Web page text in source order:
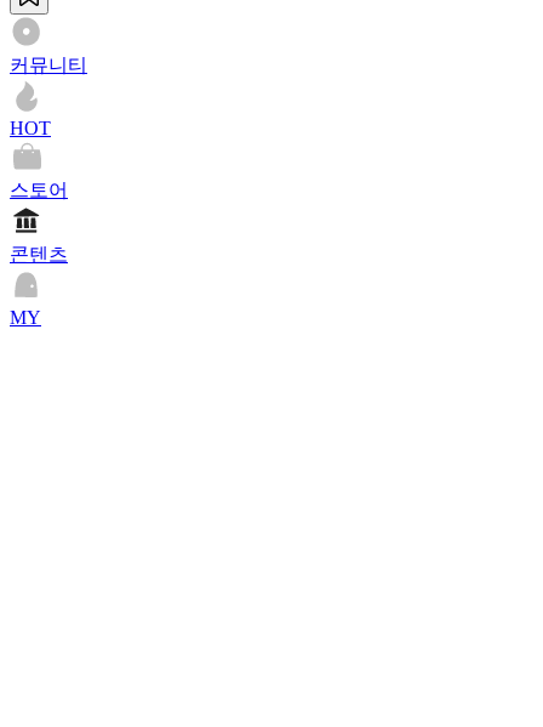
커뮤니티
HOT
스토어
콘텐츠
MY